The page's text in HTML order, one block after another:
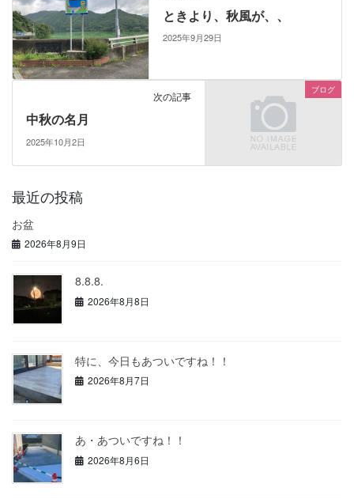
ときより、秋風が、、
2025年9月29日
ブログ
次の記事
中秋の名月
2025年10月2日
最近の投稿
お盆
2026年8月9日
8.8.8.
2026年8月8日
特に、今日もあついですね！！
2026年8月7日
あ・あついですね！！
2026年8月6日